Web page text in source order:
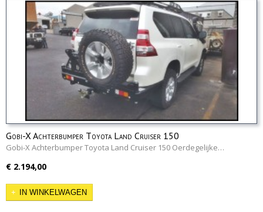
Gobi-X Achterbumper Toyota Land Cruiser 150
Gobi-X Achterbumper Toyota Land Cruiser 150 Oerdegelijke…
€ 2.194,00
IN WINKELWAGEN